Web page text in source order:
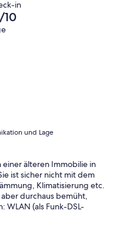
in
10
und Lage
einer älteren Immobilie in
ist sicher nicht mit dem
Klimatisierung etc.
durchaus bemüht,
(als Funk-DSL-
Schlechtwetter nicht